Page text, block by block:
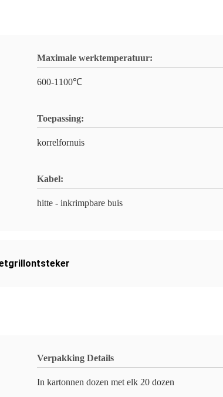
Maximale werktemperatuur:
600-1100℃
Toepassing:
korrelfornuis
Kabel:
hitte - inkrimpbare buis
Verpakking Details
In kartonnen dozen met elk 20 dozen